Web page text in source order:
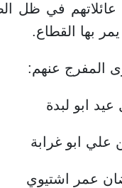
عائلاتهم في ظل
بها القطاع.
المفرج عنهم: